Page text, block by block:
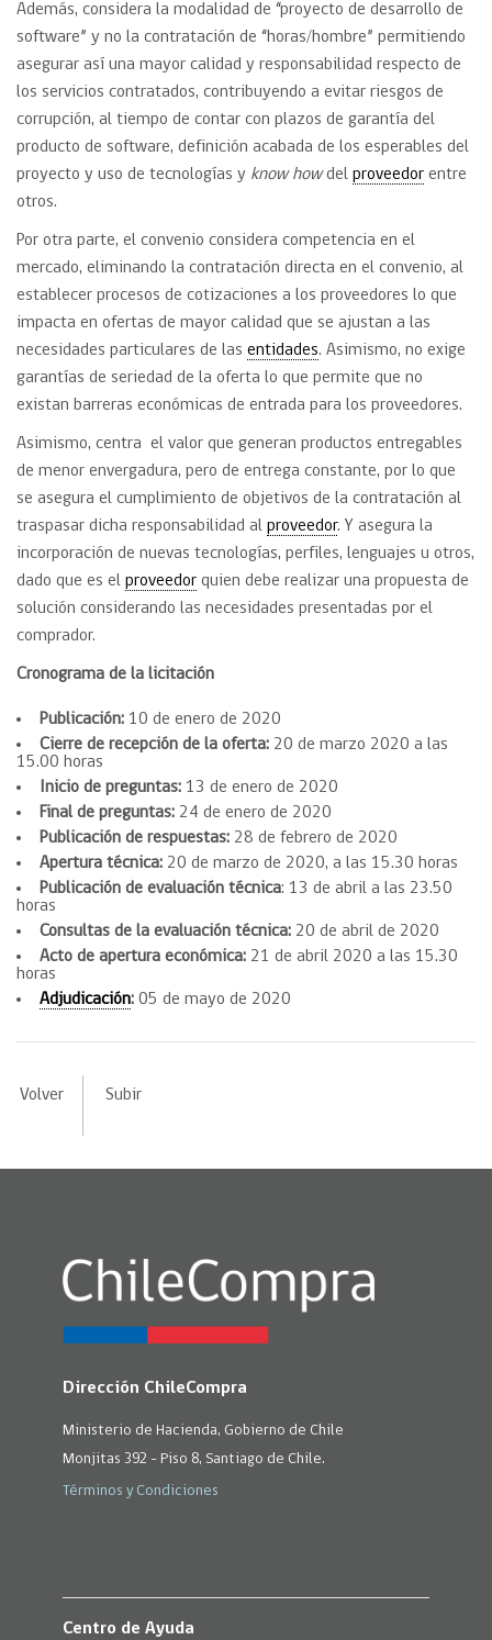
Además, considera la modalidad de “proyecto de desarrollo de
software” y no la contratación de “horas/hombre” permitiendo
asegurar así una mayor calidad y responsabilidad respecto de
los servicios contratados, contribuyendo a evitar riesgos de
corrupción, al tiempo de contar con plazos de garantía del
producto de software, definición acabada de los esperables del
proyecto y uso de tecnologías y know howdel proveedor entre
otros.
Por otra parte, el convenio considera competencia en el
mercado, eliminando la contratación directa en el convenio, al
establecer procesos de cotizaciones a los proveedores lo que
impacta en ofertas de mayor calidad que se ajustan a las
necesidades particulares de las entidades. Asimismo, no exige
garantías de seriedad de la oferta lo que permite que no
existan barreras económicas de entrada para los proveedores.
Asimismo, centra el valor que generan productos entregables
de menor envergadura, pero de entrega constante, por lo que
se asegura el cumplimiento de objetivos de la contratación al
traspasar dicha responsabilidad al proveedor. Y asegura la
incorporación de nuevas tecnologías, perfiles, lenguajes u otros,
dado que es el proveedor quien debe realizar una propuesta de
solución considerando las necesidades presentadas por el
comprador.
Cronograma de la licitación
Publicación: 10 de enero de 2020
Cierre de recepción de la oferta: 20 de marzo 2020 a las
15.00 horas
Inicio de preguntas: 13 de enero de 2020
Final de preguntas: 24 de enero de 2020
Publicación de respuestas: 28 de febrero de 2020
Apertura técnica: 20 de marzo de 2020, a las 15.30 horas
Publicación de evaluación técnica: 13 de abril a las 23.50
horas
Consultas de la evaluación técnica: 20 de abril de 2020
Acto de apertura económica: 21 de abril 2020 a las 15.30
horas
Adjudicación: 05 de mayo de 2020
Volver Subir
Dirección ChileCompra
Ministerio de Hacienda, Gobierno de Chile
Monjitas 392 - Piso 8, Santiago de Chile.
Términos y Condiciones
Centro de Ayuda